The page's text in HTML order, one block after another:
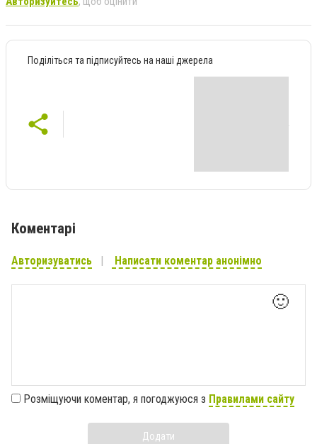
Поділіться та підписуйтесь на наші джерела
Коментарі
Авторизуватись Написати коментар анонімно
🙂
Розміщуючи коментар, я погоджуюся з Правилами сайту
Додати